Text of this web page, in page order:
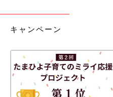
キャンペーン